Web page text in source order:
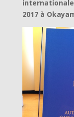
internationale
2017 à